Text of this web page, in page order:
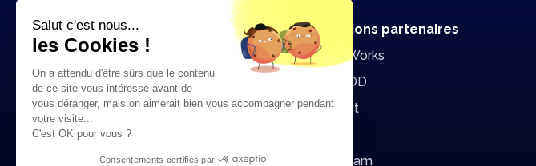
Contact
Solutions partenaires
DriveWorks
SWOOD
Datakit
Solidcam
Salut c'est nous...
les Cookies !
On a attendu d'être sûrs que le contenu
de ce site vous intéresse avant de
vous déranger, mais on aimerait bien vous accompagner pendant
votre visite...
C'est OK pour vous ?
Consentements certifiés par